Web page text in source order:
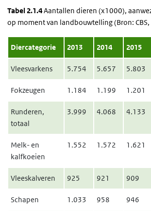
Tabel 2.1.4Aantallen dieren (x1000),
op moment van landbouwtelling (Bron: CBS,
Diercategorie 2013 2014 2015
Vleesvarkens 5.754 5.657 5.803
Fokzeugen 1.184 1.199 1.201
Runderen,
totaal
3.999 4.068 4.133
Melk- en
kalfkoeien
1.552 1.572 1.621
Vleeskalveren 925 921 909
Schapen 1.033 958 946